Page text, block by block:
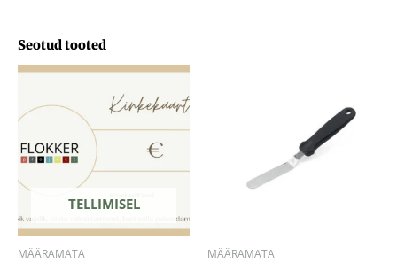
Seotud tooted
TELLIMISEL
MÄÄRAMATA
Hinnavahemik:
kuni
103,33 €
MÄÄRAMATA